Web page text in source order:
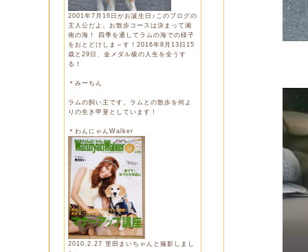
2001年7月16日がお誕生日♪このブログの
主人公だよ。お散歩コースは決まって湘
南の海！ 四季を通してラムの海での様子
をおとどけしま～す！2016年8月13日15
歳と29日、金メダル級の人生を全うす
る！
＊みーちん
ラムの飼い主です。ラムとの散歩を何よ
りの生き甲斐としています！
＊わんにゃんWalker
2010.2.27 里田まいちゃんと撮影しまし